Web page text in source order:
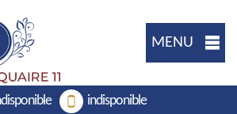
MENU
indisponible